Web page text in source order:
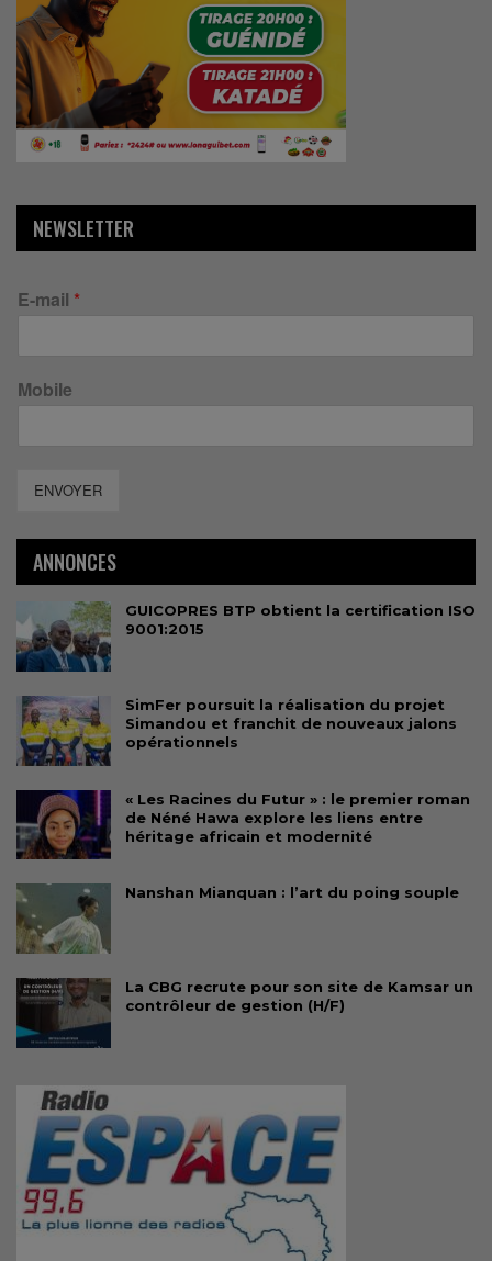
NEWSLETTER
E-mail *
Mobile
ENVOYER
ANNONCES
GUICOPRES BTP obtient la certification ISO
9001:2015
SimFer poursuit la réalisation du projet
Simandou et franchit de nouveaux jalons
opérationnels
« Les Racines du Futur » : le premier roman
de Néné Hawa explore les liens entre
héritage africain et modernité
Nanshan Mianquan : l’art du poing souple
La CBG recrute pour son site de Kamsar un
contrôleur de gestion (H/F)